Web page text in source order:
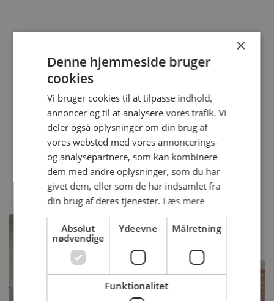
LAVET MED DISSE
PRODUKTER
×
Denne hjemmeside bruger
cookies
Vi bruger cookies til at tilpasse indhold,
annoncer og til at analysere vores trafik. Vi
deler også oplysninger om din brug af
vores websted med vores annoncerings-
og analysepartnere, som kan kombinere
dem med andre oplysninger, som du har
givet dem, eller som de har indsamlet fra
din brug af deres tjenester. Læs mere
Absolut
nødvendige
Ydeevne Målretning
Funktionalitet